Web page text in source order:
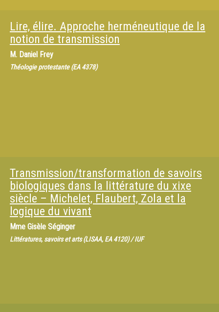
Lire, élire. Approche herméneutique de la
notion de transmission
M. Daniel Frey
Théologie protestante (EA 4378)
Transmission/transformation de savoirs
biologiques dans la littérature du xixe
siècle – Michelet, Flaubert, Zola et la
logique du vivant
Mme Gisèle Séginger
Littératures, savoirs et arts (LISAA, EA 4120) / IUF